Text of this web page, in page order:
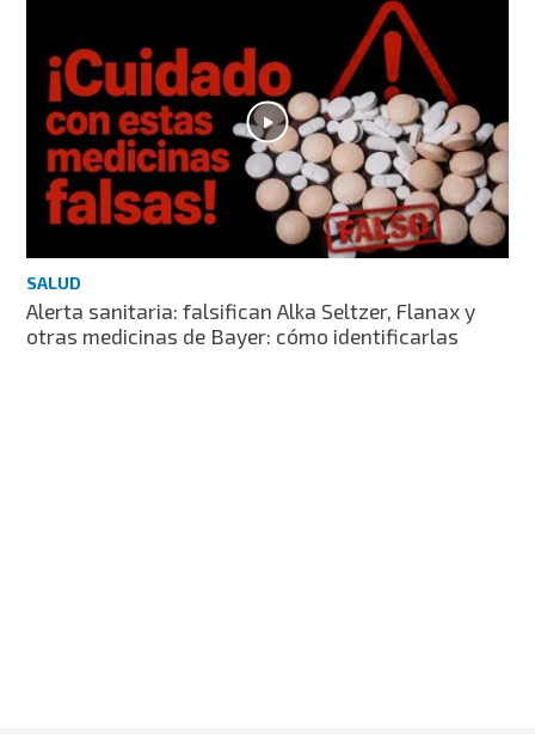
SALUD
Alerta sanitaria: falsifican Alka Seltzer, Flanax y
otras medicinas de Bayer: cómo identificarlas